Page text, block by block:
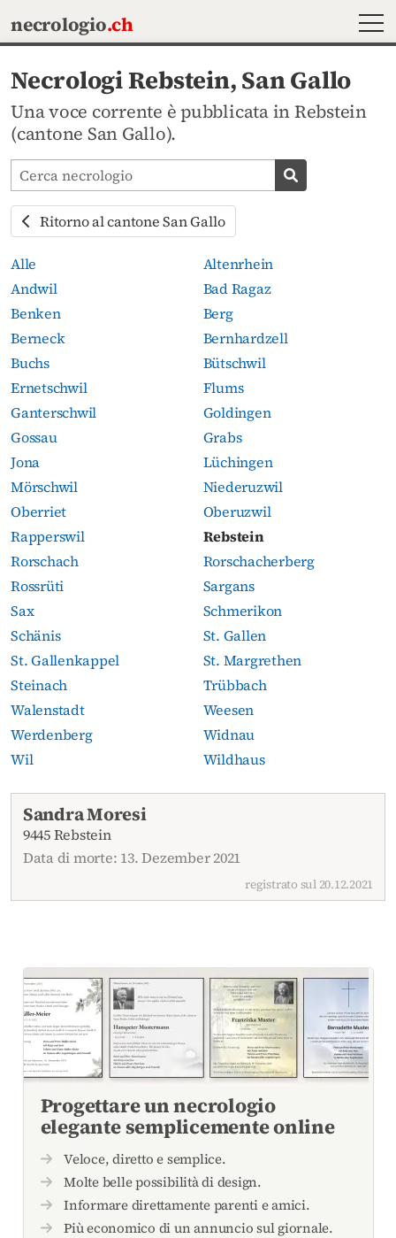
necrologio.ch
Necrologi Rebstein, San Gallo
Una voce corrente è pubblicata in Rebstein
(cantone San Gallo).
Cerca avvisi mortuari
Cerca
Ritorno al cantone San Gallo
Alle
Altenrhein
Andwil
Bad Ragaz
Benken
Berg
Berneck
Bernhardzell
Buchs
Bütschwil
Ernetschwil
Flums
Ganterschwil
Goldingen
Gossau
Grabs
Jona
Lüchingen
Mörschwil
Niederuzwil
Oberriet
Oberuzwil
Rapperswil
Rebstein
Rorschach
Rorschacherberg
Rossrüti
Sargans
Sax
Schmerikon
Schänis
St. Gallen
St. Gallenkappel
St. Margrethen
Steinach
Trübbach
Walenstadt
Weesen
Werdenberg
Widnau
Wil
Wildhaus
Necrologi attuali
Sandra Moresi
9445 Rebstein
Data di morte: 13. Dezember 2021
registrato sul 20.12.2021
Progettare un necrologio
elegante semplicemente online
Veloce, diretto e semplice.
Molte belle possibilità di design.
Informare direttamente parenti e amici.
Più economico di un annuncio sul giornale.